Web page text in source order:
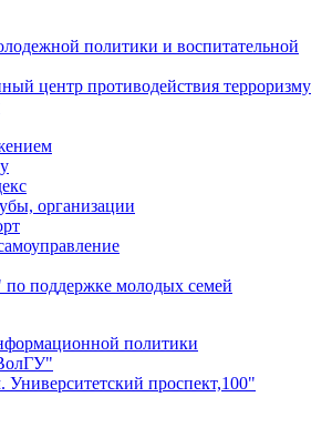
политики и воспитательной
центр противодействия терроризму
организации
поддержке молодых семей
политики
Университетский проспект,100"